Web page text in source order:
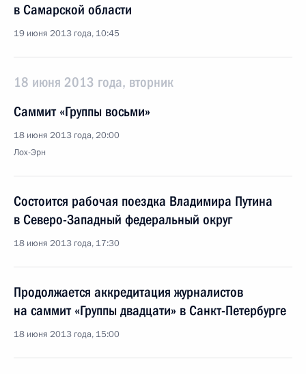
в Самарской области
19 июня 2013 года, 10:45
18 июня 2013 года, вторник
Саммит «Группы восьми»
18 июня 2013 года, 20:00
Лох-Эрн
Состоится рабочая поездка Владимира Путина
в Северо-Западный федеральный округ
18 июня 2013 года, 17:30
Продолжается аккредитация журналистов
на саммит «Группы двадцати» в Санкт-Петербурге
18 июня 2013 года, 15:00